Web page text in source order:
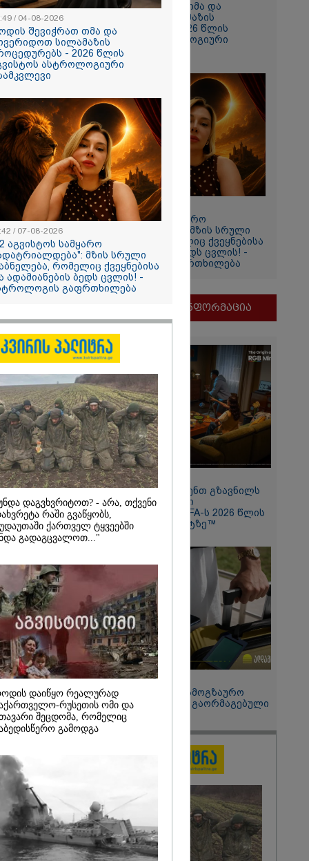
- ეკა
არ ეკუთვნის
ომი თუ არ
არც
იქნებოდა" -
როდის შევიჭრათ თმა და
მოვერიდოთ სილამაზის
პროცედურებს - 2026 წლის
აგვისტოს ასტროლოგიური
გზამკვლევი
11:42 / 07-08-2026
"12 აგვისტოს სამყარო
გადატრიალდება": მზის სრული
დაბნელება, რომელიც ქვეყნებისა
და ადამიანების ბედს ცვლის! -
ასტროლოგის გაფრთხილება
მნიშვნელოვანი ინფორმაცია
11:13 / 05-08-2026
Hisense წარმოგიდგენთ გზავნილს
"ინოვაციები უკეთესი
ცხოვრებისათვის" FIFA-ს 2026 წლის
მსოფლიო ჩემპიონატზე™
15:49 / 06-08-2026
შეიძინე ალდაგის სამოგზაურო
დაზღვევა და მიიღე გაორმაგებული
ინტერნეტი
/ 04-08-2026
შევიჭრათ თმა და
სილამაზის
- 2026 წლის
ასტროლოგიური
/ 07-08-2026
აგვისტოს სამყარო
მზის სრული
რომელიც ქვეყნებისა
ადამიანების ბედს ცვლის! -
გაფრთხილება
დაგვხვრიტოთ? - არა, თქვენი
რაში გვაწყობს,
ქართველ ტყვეებში
გადაგცვალოთ..."
დაიწყო რეალურად
რუსეთის ომი და
შეცდომა, რომელიც
გამოდგა